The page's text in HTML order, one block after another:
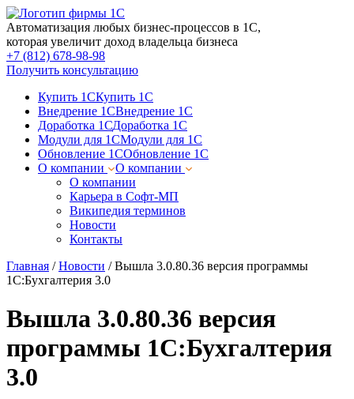
Автоматизация любых бизнес-процессов в 1С,
которая увеличит доход владельца бизнеса
+7 (812) 678-98-98
Получить консультацию
Купить 1СКупить 1С
Внедрение 1СВнедрение 1С
Доработка 1СДоработка 1С
Модули для 1СМодули для 1С
Обновление 1СОбновление 1С
О компании
О компании
О компании
Карьера в Софт-МП
Википедия терминов
Новости
Контакты
Главная /Новости /Вышла 3.0.80.36 версия программы
1С:Бухгалтерия 3.0
Вышла 3.0.80.36 версия
программы 1С:Бухгалтерия
3.0